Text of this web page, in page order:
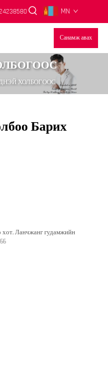
MN
Санамж авах
ХОЛБОГООС
Барих
Ланчжанг гудамжийн